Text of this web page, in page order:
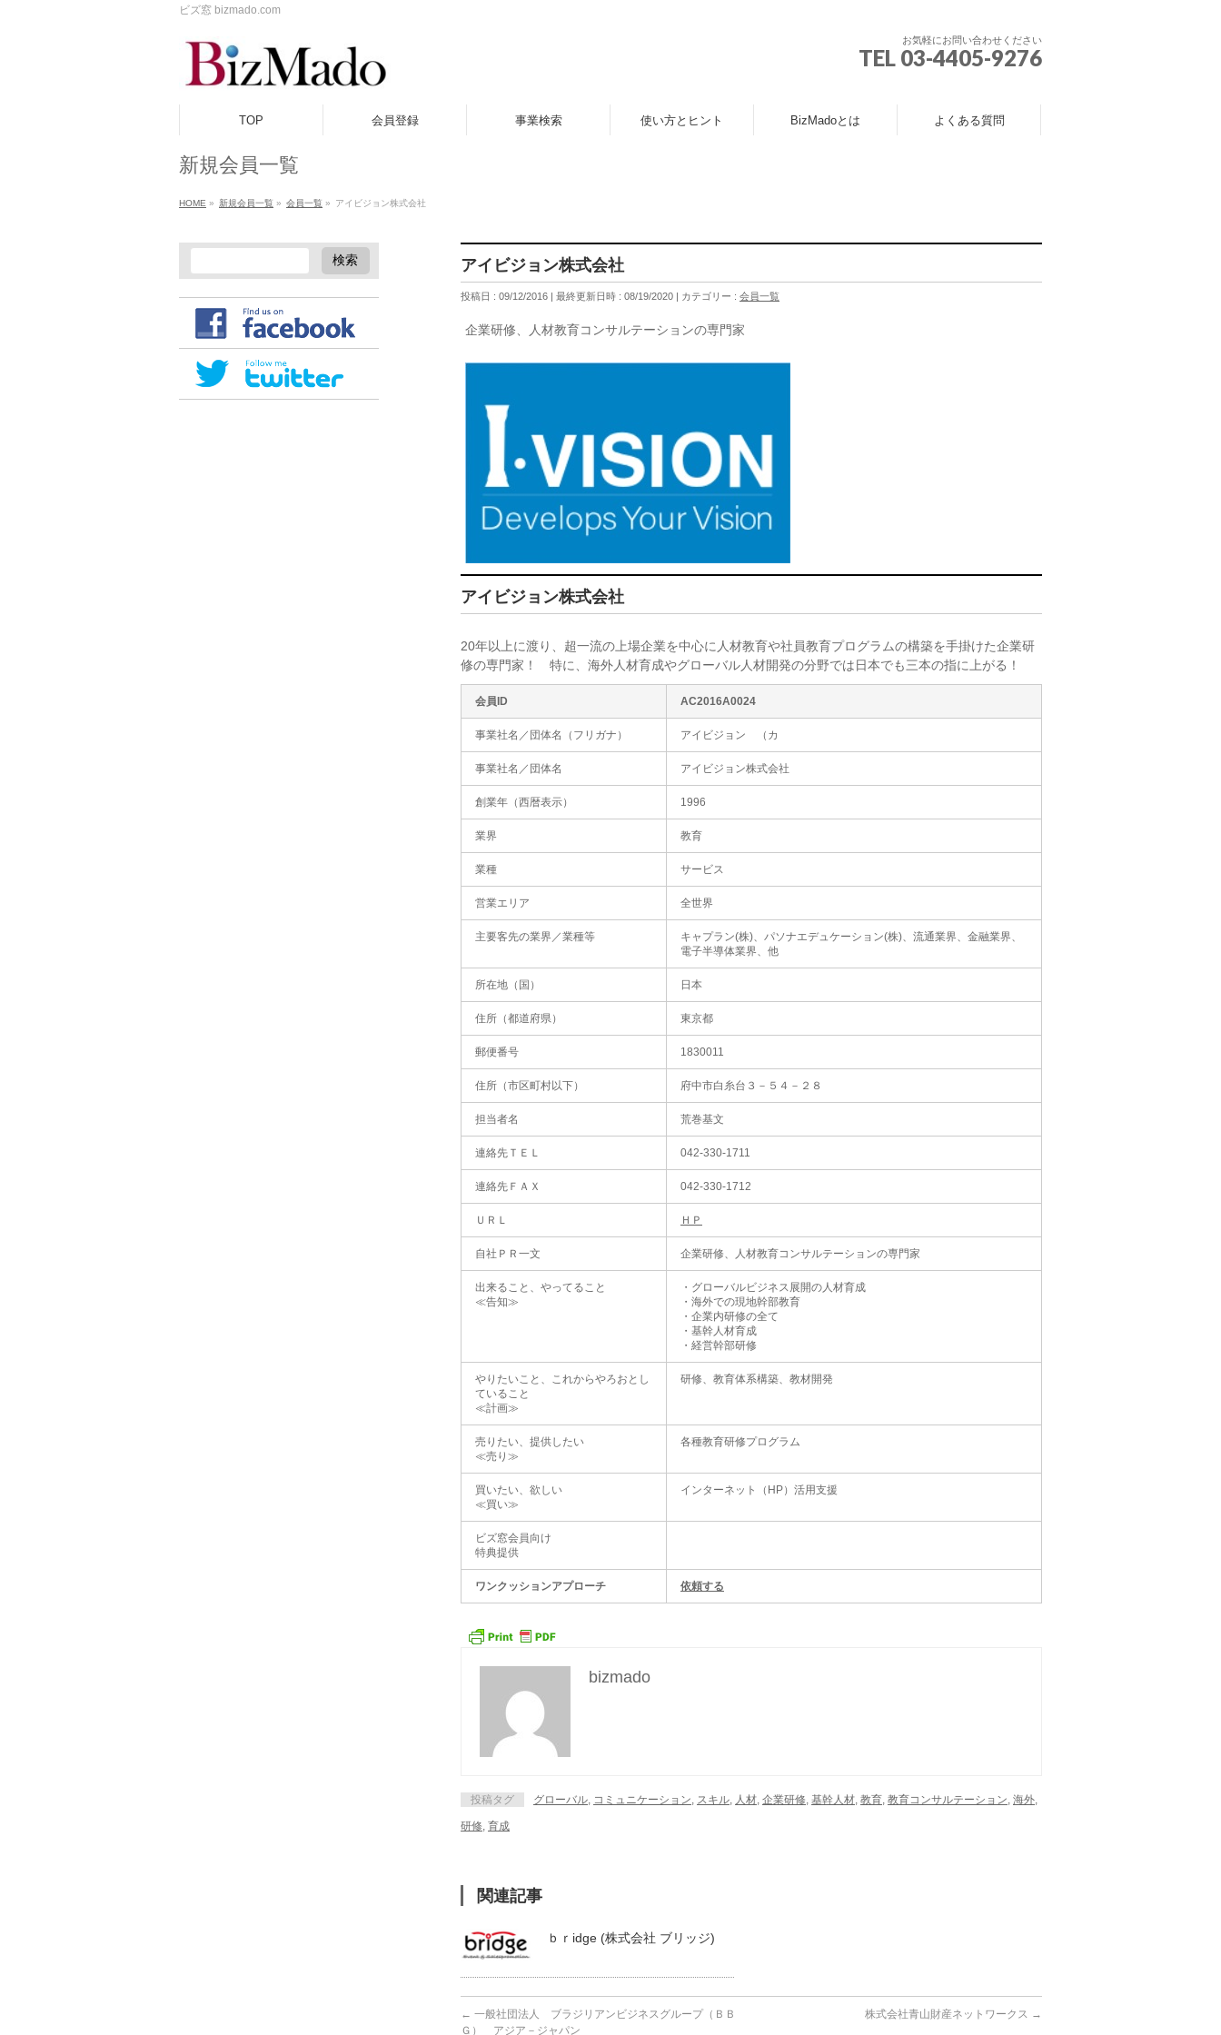
ビズ窓 bizmado.com
お気軽にお問い合わせください
TEL 03-4405-9276
TOP 会員登録 事業検索 使い方とヒント BizMadoとは よくある質問
新規会員一覧
HOME » 新規会員一覧 » 会員一覧 » アイビジョン株式会社
アイビジョン株式会社
投稿日 : 09/12/2016 最終更新日時 : 08/19/2020 カテゴリー : 会員一覧
企業研修、人材教育コンサルテーションの専門家
アイビジョン株式会社
20年以上に渡り、超一流の上場企業を中心に人材教育や社員教育プログラムの構築を手掛けた企業研
修の専門家！ 特に、海外人材育成やグローバル人材開発の分野では日本でも三本の指に上がる！
会員ID AC2016A0024
事業社名／団体名（フリガナ） アイビジョン （カ
事業社名／団体名 アイビジョン株式会社
創業年（西暦表示） 1996
業界 教育
業種 サービス
営業エリア 全世界
主要客先の業界／業種等
キャプラン(株)、パソナエデュケーション(株)、流通業界、金融業界、
電子半導体業界、他
所在地（国） 日本
住所（都道府県） 東京都
郵便番号 1830011
住所（市区町村以下） 府中市白糸台３－５４－２８
担当者名 荒巻基文
連絡先ＴＥＬ 042-330-1711
連絡先ＦＡＸ 042-330-1712
ＵＲＬ ＨＰ
自社ＰＲ一文 企業研修、人材教育コンサルテーションの専門家
出来ること、やってること
≪告知≫
・グローバルビジネス展開の人材育成
・海外での現地幹部教育
・企業内研修の全て
・基幹人材育成
・経営幹部研修
やりたいこと、これからやろおとし
ていること
≪計画≫
研修、教育体系構築、教材開発
売りたい、提供したい
≪売り≫
各種教育研修プログラム
買いたい、欲しい
≪買い≫
インターネット（HP）活用支援
ビズ窓会員向け
特典提供
ワンクッションアプローチ 依頼する
bizmado
投稿タグ グローバル, コミュニケーション, スキル, 人材, 企業研修, 基幹人材, 教育, 教育コンサルテーション, 海外,
研修, 育成
関連記事
ｂｒidge (株式会社 ブリッジ)
← 一般社団法人 ブラジリアンビジネスグループ（ＢＢ
Ｇ） アジア－ジャパン
株式会社青山財産ネットワークス →